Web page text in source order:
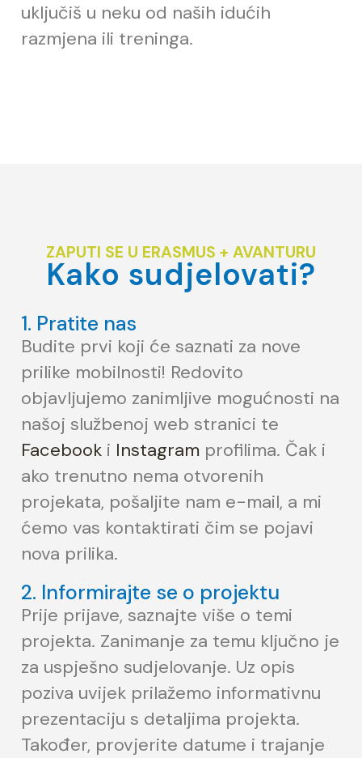
uključiš u neku od naših idućih
razmjena ili treninga.
ZAPUTI SE U ERASMUS + AVANTURU
Kako sudjelovati?
1. Pratite nas
Budite prvi koji će saznati za nove
prilike mobilnosti! Redovito
objavljujemo zanimljive mogućnosti na
našoj službenoj web stranici te
Facebook i Instagram profilima. Čak i
ako trenutno nema otvorenih
projekata, pošaljite nam e-mail, a mi
ćemo vas kontaktirati čim se pojavi
nova prilika.
2. Informirajte se o projektu
Prije prijave, saznajte više o temi
projekta. Zanimanje za temu ključno je
za uspješno sudjelovanje. Uz opis
poziva uvijek prilažemo informativnu
prezentaciju s detaljima projekta.
Također, provjerite datume i trajanje